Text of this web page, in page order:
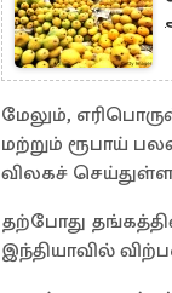
மேலும்,
மற்றும் ரூபாய்
விலகச்
தற்போது
இந்தியாவில்